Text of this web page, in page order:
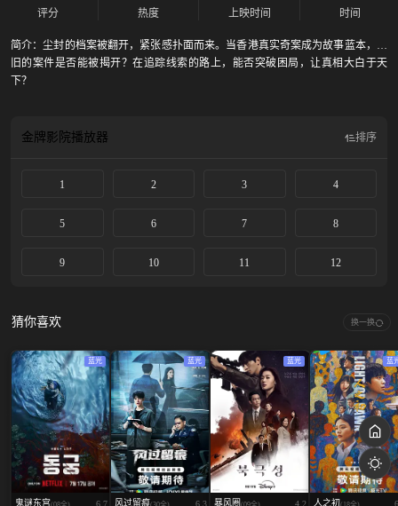
评分 热度
上映时间
时间
简介：尘封的档案被翻开，紧张感扑面而来。当香港真实奇案成为故事蓝本，陈
旧的案件是否能被揭开？在追踪线索的路上，能否突破困局，让真相大白于天
下？
金牌影院播放器 排序
1 2 3 4
5 6 7 8
9 10 11 12
猜你喜欢 换一换
蓝光
鬼谜东宫 6.7
蓝光
风过留痕 6.3
蓝光
暴风圈 4.2
蓝
人之初